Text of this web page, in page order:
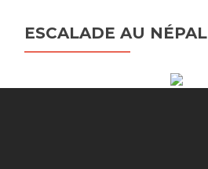
ESCALADE AU NÉPAL